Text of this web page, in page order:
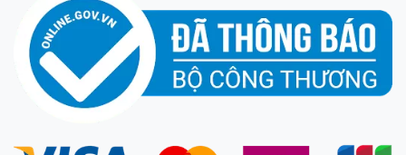
xuống nhìn gần (màn hình điện thoại), đồng tử của
mắt sẽ di chuyển theo một đường cong sinh lý tự
nhiên. Công nghệ Path Optimizer™ tính toán chính
xác đường di chuyển này dựa trên thông số mắt
của từng người, tạo ra một “hành lang thị giác”
không cảm thấy gắt hay biến dạng hình ảnh khi